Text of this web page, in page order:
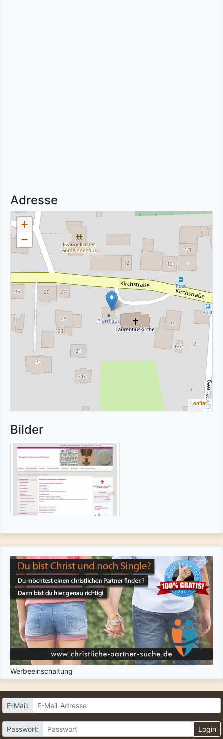
Adresse
+
−
Leaflet|
Bilder
Werbeeinschaltung
E-Mail:
Passwort:
Login